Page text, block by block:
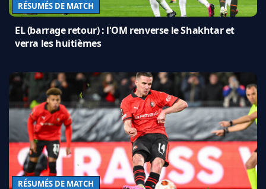
RÉSUMÉS DE MATCH
EL (barrage retour) : l'OM renverse le Shakhtar et
verra les huitièmes
RÉSUMÉS DE MATCH